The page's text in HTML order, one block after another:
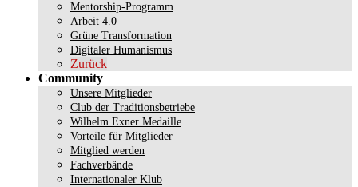
Mentorship-Programm
Arbeit 4.0
Grüne Transformation
Digitaler Humanismus
Zurück
Community
Unsere Mitglieder
Club der Traditionsbetriebe
Wilhelm Exner Medaille
Vorteile für Mitglieder
Mitglied werden
Fachverbände
Internationaler Klub